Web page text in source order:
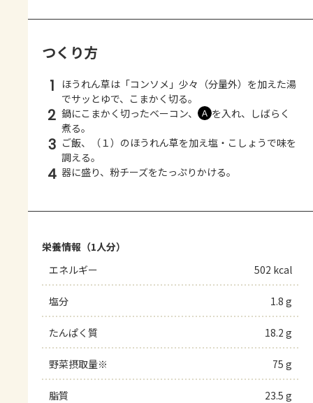
つくり方
1
ほうれん草は「コンソメ」少々（分量外）を加えた湯
でサッとゆで、こまかく切る。
2 鍋にこまかく切ったベーコン、 Ａ を入れ、しばらく
煮る。
3 ご飯、（１）のほうれん草を加え塩・こしょうで味を
調える。
4 器に盛り、粉チーズをたっぷりかける。
栄養情報（1人分）
エネルギー
502 kcal
塩分 1.8 g
たんぱく質 18.2 g
野菜摂取量※ 75 g
脂質 23.5 g